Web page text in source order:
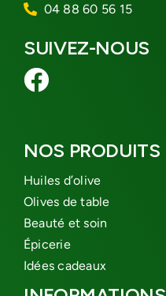
04 88 60 56 15
SUIVEZ-NOUS
NOS PRODUITS
Huiles d’olive
Olives de table
Beauté et soin
Épicerie
Idées cadeaux